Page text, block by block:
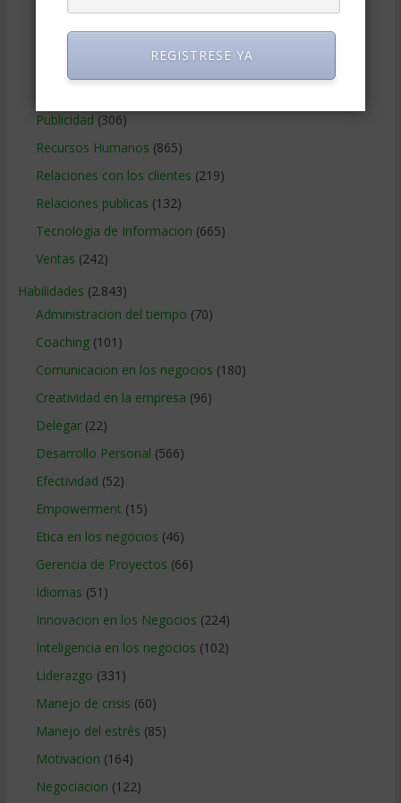
Métodos Gerenciales(280)
Negocios Internacionales(2.257)
(1.405)
Publicidad (306)
Recursos Humanos (865)
Relaciones con los clientes (219)
Relaciones publicas (132)
Tecnologia de Informacion (665)
Ventas (242)
Habilidades (2.843)
Administracion del tiempo (70)
Coaching(101)
Comunicacion en los negocios (180)
Creatividad en la empresa (96)
Delegar(22)
Desarrollo Personal (566)
Efectividad (52)
Empowerment (15)
Etica en los negocios (46)
Gerencia de Proyectos (66)
Idiomas (51)
Innovacion en los Negocios (224)
Inteligencia en los negocios (102)
Liderazgo (331)
Manejo de crisis (60)
Manejo del estrés (85)
Motivacion (164)
Negociacion (122)
REGISTRESE YA